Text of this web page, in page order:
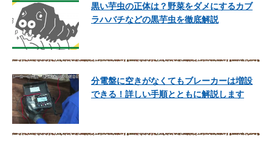
黒い芋虫の正体は？野菜をダメにするカブ
ラハバチなどの黒芋虫を徹底解説
分電盤に空きがなくてもブレーカーは増設
できる！詳しい手順とともに解説します